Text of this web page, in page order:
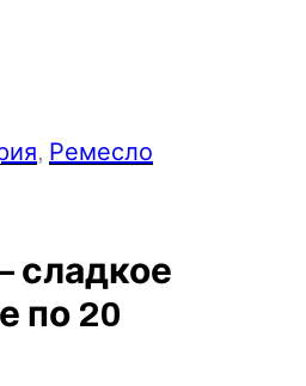
, Ремесло
сладкое
по 20